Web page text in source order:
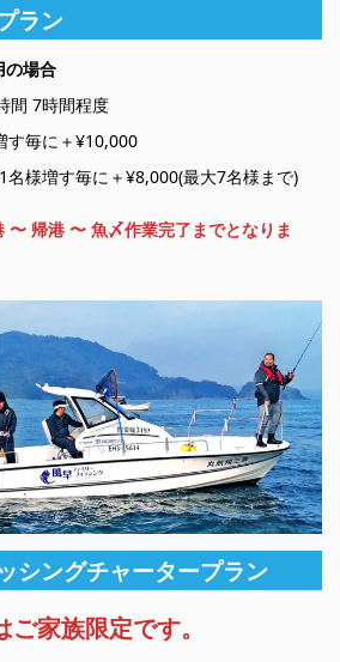
ラン
の場合
間 7時間程度
す毎に＋¥10,000
名様増す毎に＋¥8,000(最大7名様まで)
〜 帰港 〜 魚〆作業完了までとなりま
シングチャータープラン
家族限定です。